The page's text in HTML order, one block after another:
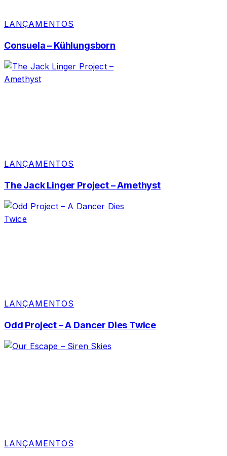
LANÇAMENTOS
Consuela – Kühlungsborn
LANÇAMENTOS
The Jack Linger Project – Amethyst
LANÇAMENTOS
Odd Project – A Dancer Dies Twice
LANÇAMENTOS